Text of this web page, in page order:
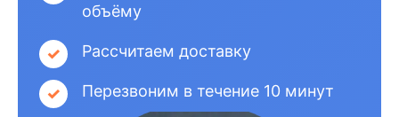
объёму
Рассчитаем доставку
Перезвоним в течение 10 минут